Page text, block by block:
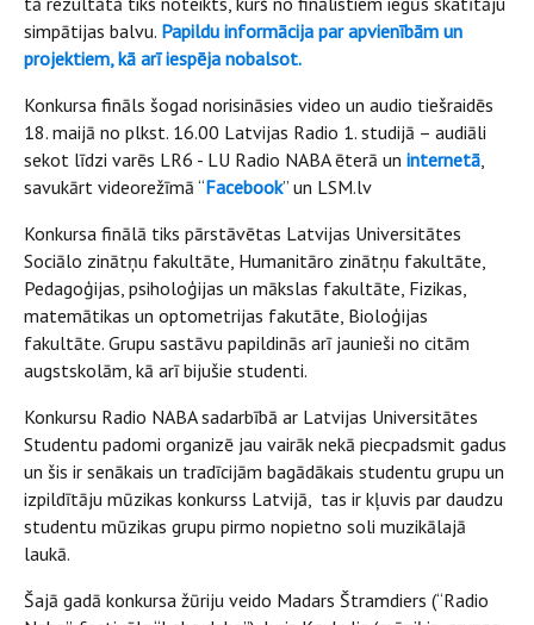
simpātijas balvu. Papildu informācija par apvienībām un
projektiem, kā arī iespēja nobalsot.
Konkursa fināls šogad norisināsies video un audio tiešraidēs
18. maijā no plkst. 16.00 Latvijas Radio 1. studijā – audiāli
sekot līdzi varēs LR6 - LU Radio NABA ēterā un internetā,
savukārt videorežīmā “Facebook” un LSM.lv
Konkursa finālā tiks pārstāvētas Latvijas Universitātes
Sociālo zinātņu fakultāte, Humanitāro zinātņu fakultāte,
Pedagoģijas, psiholoģijas un mākslas fakultāte, Fizikas,
matemātikas un optometrijas fakutāte, Bioloģijas
fakultāte. Grupu sastāvu papildinās arī jaunieši no citām
augstskolām, kā arī bijušie studenti.
Konkursu Radio NABA sadarbībā ar Latvijas Universitātes
Studentu padomi organizē jau vairāk nekā piecpadsmit gadus
un šis ir senākais un tradīcijām bagādākais studentu grupu un
izpildītāju mūzikas konkurss Latvijā, tas ir kļuvis par daudzu
studentu mūzikas grupu pirmo nopietno soli muzikālajā
laukā.
Šajā gadā konkursa žūriju veido Madars Štramdiers (“Radio